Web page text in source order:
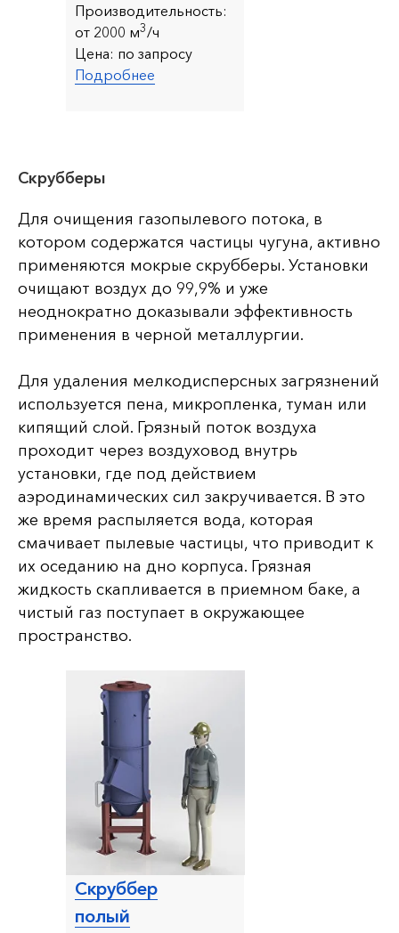
Производительность:
от 2000 м3/ч
Цена: по запросу
Подробнее
Скрубберы
Для очищения газопылевого потока, в
котором содержатся частицы чугуна, активно
применяются мокрые скрубберы. Установки
очищают воздух до 99,9% и уже
неоднократно доказывали эффективность
применения в черной металлургии.
Для удаления мелкодисперсных загрязнений
используется пена, микропленка, туман или
кипящий слой. Грязный поток воздуха
проходит через воздуховод внутрь
установки, где под действием
аэродинамических сил закручивается. В это
же время распыляется вода, которая
смачивает пылевые частицы, что приводит к
их оседанию на дно корпуса. Грязная
жидкость скапливается в приемном баке, а
чистый газ поступает в окружающее
пространство.
Скруббер
полый